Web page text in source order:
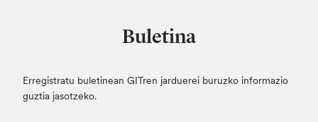
Buletina
Erregistratu buletinean GITren jarduerei buruzko informazio
guztia jasotzeko.